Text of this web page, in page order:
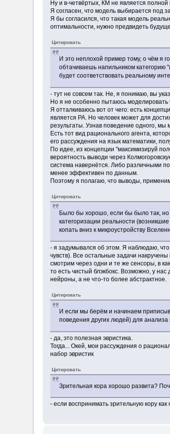
Ну и в-четвёртых, КМ не является
Я согласен, что модель выбирается под
Я бы согласился, что такая модель
оптимальности, нужно предвидеть
Цитировать
И это неплохой пример тому, о чём я
обтачиваешь напильником категорию
будет соответствовать реальному
- тут не совсем так. Не, я понимаю, вы
Но я не особенно пытаюсь моделировать
Я отталкиваюсь вот от чего: есть
является РА. Но человек может для
результаты. Узнав поведение одного, мы
Есть тот вид рационального агента,
его рассуждения на язык математики,
По идее, из концепции "максимизируй
вероятность выводи через
система навернётся. Либо различными
менее эффективен по данным.
Поэтому я полагаю, что выводы,
Цитировать
Было бы хорошо, если бы было так, но
категоризации реальности
копать вниз к микроустройству
- я задумывался об этом. Я наблюдаю,
чувств). Все остальные задачи
смотрим через одни и те же сенсоры, в
то есть чистый блэкбокс. Возможно, у
нейроны, а не что-то более абстрактное.
Цитировать
И если мы берём и начинаем
поведения других людей) для
- да, это полезная эвристика.
Тогда... Окей, мои рассуждения о
набор эвристик
Цитировать
Зрительная кора хорошо развита?
- если воспринимать зрительную кору